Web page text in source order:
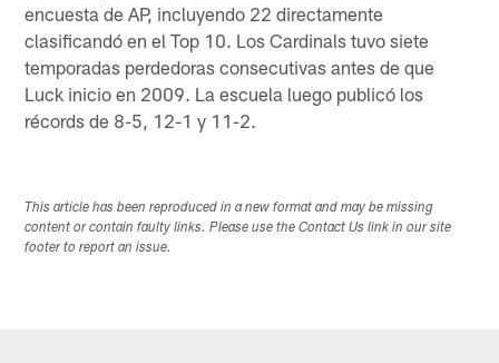
encuesta de AP, incluyendo 22 directamente
clasificandó en el Top 10. Los Cardinals tuvo siete
temporadas perdedoras consecutivas antes de que
Luck inicio en 2009. La escuela luego publicó los
récords de 8-5, 12-1 y 11-2.
This article has been reproduced in a new format and may be missing
content or contain faulty links. Please use the Contact Us link in our site
footer to report an issue.